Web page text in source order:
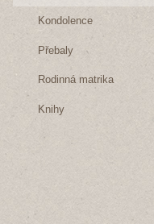
Kondolence
Přebaly
Rodinná matrika
Knihy